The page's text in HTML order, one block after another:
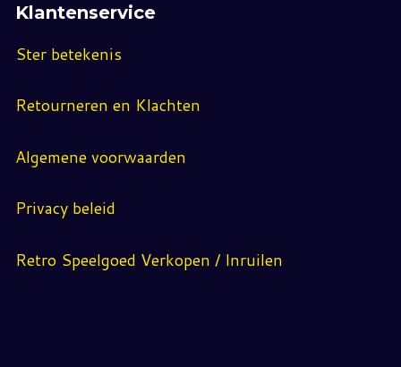
Klantenservice
Ster betekenis
Retourneren en Klachten
Algemene voorwaarden
Privacy beleid
Retro Speelgoed Verkopen / Inruilen